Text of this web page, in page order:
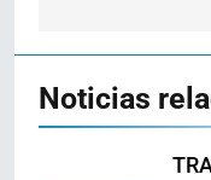
Noticias